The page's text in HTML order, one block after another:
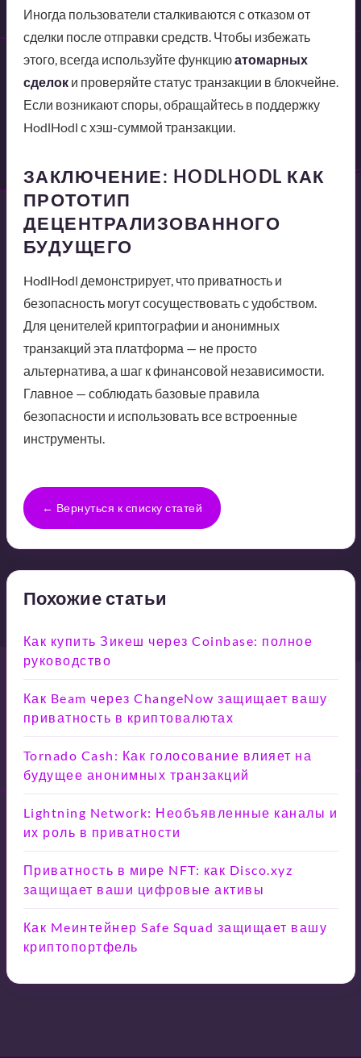
Иногда пользователи сталкиваются с отказом от
сделки после отправки средств. Чтобы избежать
этого, всегда используйте функциюатомарных
сделоки проверяйте статус транзакции в блокчейне.
Если возникают споры, обращайтесь в поддержку
HodlHodl с хэш-суммой транзакции.
ЗАКЛЮЧЕНИЕ: HODLHODL КАК
ПРОТОТИП
ДЕЦЕНТРАЛИЗОВАННОГО
БУДУЩЕГО
HodlHodl демонстрирует, что приватность и
безопасность могут сосуществовать с удобством.
Для ценителей криптографии и анонимных
транзакций эта платформа — не просто
альтернатива, а шаг к финансовой независимости.
Главное — соблюдать базовые правила
безопасности и использовать все встроенные
инструменты.
← Вернуться к списку статей
Похожие статьи
Как купить Зикеш через Coinbase: полное
руководство
Как Beam через ChangeNow защищает вашу
приватность в криптовалютах
Tornado Cash: Как голосование влияет на
будущее анонимных транзакций
Lightning Network: Необъявленные каналы и
их роль в приватности
Приватность в мире NFT: как Disco.xyz
защищает ваши цифровые активы
Как Meинтейнер Safe Squad защищает вашу
криптопортфель